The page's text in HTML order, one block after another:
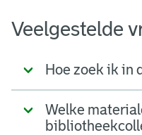
Veelgestelde
Hoe zoek ik in
Welke